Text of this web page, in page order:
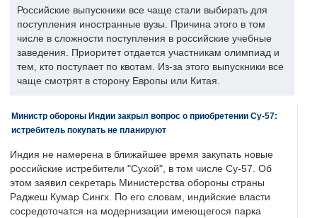
Российские выпускники все чаще стали выбирать для
поступления иностранные вузы. Причина этого в том
числе в сложности поступления в российские учебные
заведения. Приоритет отдается участникам олимпиад и
тем, кто поступает по квотам. Из-за этого выпускники все
чаще смотрят в сторону Европы или Китая.
Министр обороны Индии закрыл вопрос о приобретении Су-57:
истребитель покупать не планируют
Индия не намерена в ближайшее время закупать новые
российские истребители "Сухой", в том числе Су-57. Об
этом заявил секретарь Министерства обороны страны
Раджеш Кумар Сингх. По его словам, индийские власти
сосредоточатся на модернизации имеющегося парка